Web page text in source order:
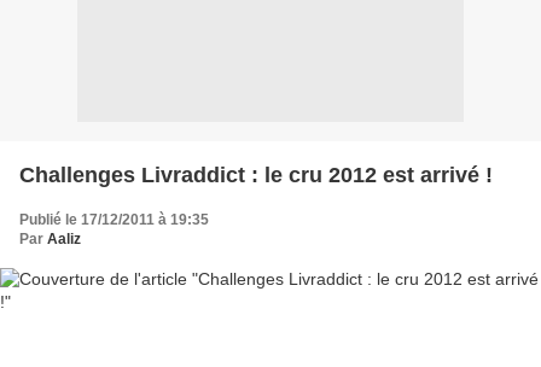
Challenges Livraddict : le cru 2012 est arrivé !
Publié le 17/12/2011 à 19:35
Par Aaliz